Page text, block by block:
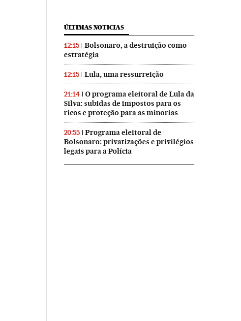
ÚLTIMAS NOTICIAS
12:15
Bolsonaro, a destruição como
estratégia
12:15 Lula, uma ressurreição
21:14
O programa eleitoral de Lula da
Silva: subidas de impostos para os
ricos e proteção para as minorias
20:55
Programa eleitoral de
Bolsonaro: privatizações e privilégios
legais para a Polícia